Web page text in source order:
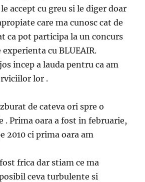
accept cu greu si le diger doar
care ma cunosc cat de
ca pot participa la un concurs
cu BLUEAIR.
incep a lauda pentru ca am
lor .
de cateva ori spre o
. Prima oara a fost in februarie,
2010 ci prima oara am
frica dar stiam ce ma
ceva turbulente si